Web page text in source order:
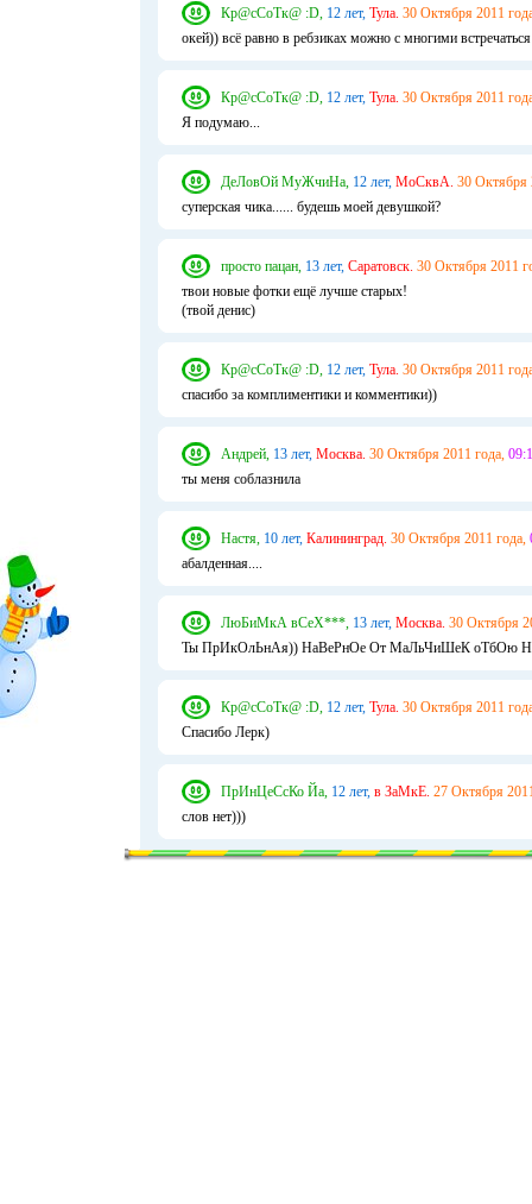
Кр@сСоТк@ :D, 12 лет, Тула. 30 Октября 2011
окей)) всё равно в ребзиках можно с многими
Кр@сСоТк@ :D, 12 лет, Тула. 30 Октября 2011
Я подумаю...
ДеЛовОй МуЖчиНа, 12 лет, МоСквА. 30 Октября
суперская чика...... будешь моей девушкой?
просто пацан, 13 лет, Саратовск. 30 Октября 2011
твои новые фотки ещё лучше старых!
(твой денис)
Кр@сСоТк@ :D, 12 лет, Тула. 30 Октября 2011
спасибо за комплиментики и комментики))
Андрей, 13 лет, Москва. 30 Октября 2011 года,
ты меня соблазнила
Настя, 10 лет, Калининград. 30 Октября 2011 года,
абалденная....
ЛюБиМкА вСеХ***, 13 лет, Москва. 30 Октября
Ты ПрИкОлЬнАя)) НаВеРнОе От МаЛьЧиШеК оТбОю
Кр@сСоТк@ :D, 12 лет, Тула. 30 Октября 2011
Спасибо Лерк)
ПрИнЦеСсКо Йа, 12 лет, в ЗаМкЕ. 27 Октября
слов нет)))